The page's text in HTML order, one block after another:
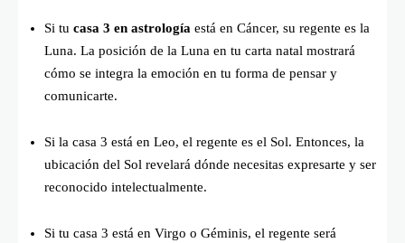
Si tu casa 3 en astrología está en Cáncer, su regente es la
Luna. La posición de la Luna en tu carta natal mostrará
cómo se integra la emoción en tu forma de pensar y
comunicarte.
Si la casa 3 está en Leo, el regente es el Sol. Entonces, la
ubicación del Sol revelará dónde necesitas expresarte y ser
reconocido intelectualmente.
Si tu casa 3 está en Virgo o Géminis, el regente será